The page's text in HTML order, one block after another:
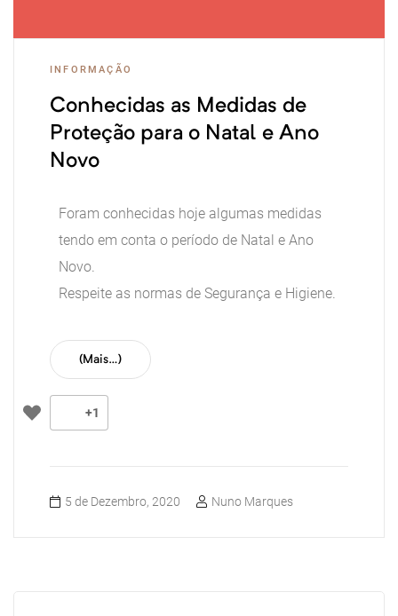
INFORMAÇÃO
Conhecidas as Medidas de
Proteção para o Natal e Ano
Novo
Foram conhecidas hoje algumas medidas
tendo em conta o período de Natal e Ano
Novo.
Respeite as normas de Segurança e Higiene.
(mais…)
+1
5 de Dezembro, 2020 Nuno Marques